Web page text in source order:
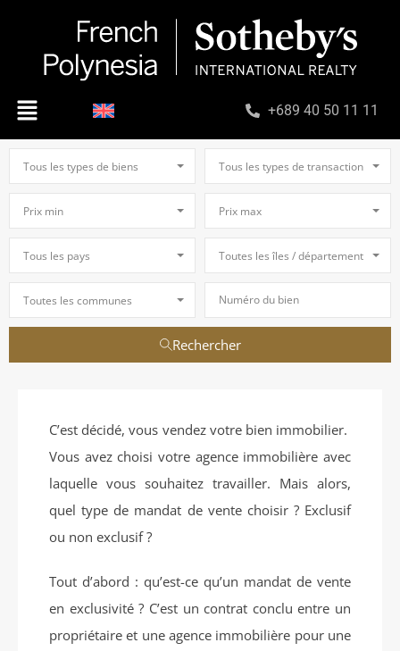
+689 40 50 11 11
Tous les types de biens Tous les types de transaction
Prix min Prix max
Tous les pays Toutes les îles / départements
Toutes les communes
Rechercher
C’est décidé, vous vendez votre bien immobilier.
Vous avez choisi votre agence immobilière avec
laquelle vous souhaitez travailler. Mais alors,
quel type de mandat de vente choisir ? Exclusif
ou non exclusif ?
Tout d’abord : qu’est-ce qu’un mandat de vente
en exclusivité ? C’est un contrat conclu entre un
propriétaire et une agence immobilière pour une